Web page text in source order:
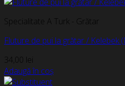
Specialitate A Turk - Grătar
Fluture de pui la grătar / Kelebek
34,00 lei
Adaugă în coș